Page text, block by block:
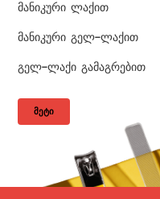
მანიკური ლაქით
მანიკური გელ-ლაქით
გელ-ლაქი გამაგრებით
ᲛᲔᲢᲘ